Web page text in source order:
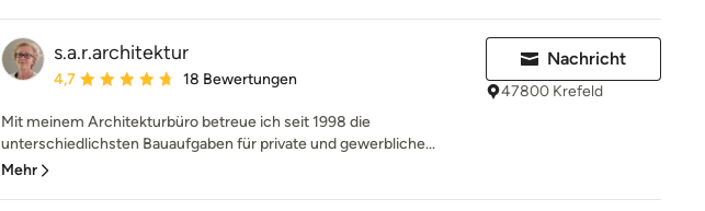
s.a.r.architektur
Durchschnittliche Bewertung: 4.7 von 5 Sternen
4,7 18 Bewertungen
Mit meinem Architekturbüro betreue ich seit 1998 die
unterschiedlichsten Bauaufgaben für private und gewerbliche...
Mehr
Nachricht
47800 Krefeld